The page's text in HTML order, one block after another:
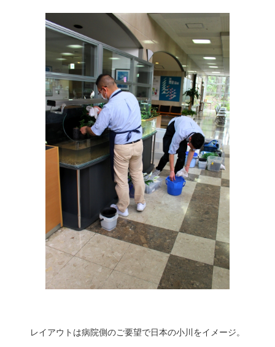
レイアウトは病院側のご要望で日本の小川をイメージ。